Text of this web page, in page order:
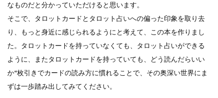
なものだと分かっていただけると思います。
そこで、タロットカードとタロット占いへの偏った印象を取り去
り、もっと身近に感じられるようにと考えて、この本を作りまし
た。タロットカードを持っていなくても、タロット占いができる
ように、またタロットカードを持っていても、どう読んだらいい
か“枚引きでカードの読み方に慣れることで、その奥深い世界にま
ずは一歩踏み出してみてください。